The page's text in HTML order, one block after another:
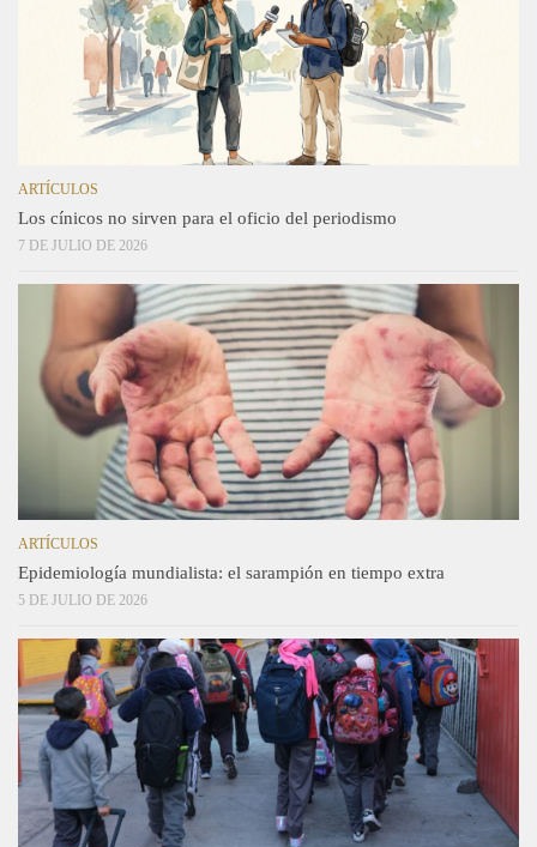
ARTÍCULOS
Los cínicos no sirven para el oficio del periodismo
7 DE JULIO DE 2026
ARTÍCULOS
Epidemiología mundialista: el sarampión en tiempo extra
5 DE JULIO DE 2026